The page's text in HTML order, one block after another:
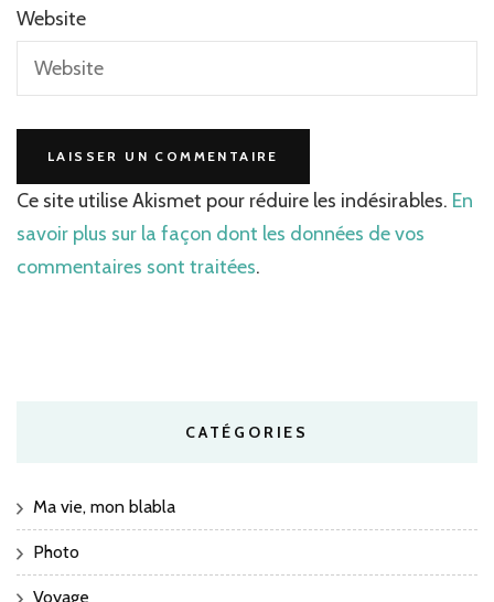
Website
Ce site utilise Akismet pour réduire les indésirables. En
savoir plus sur la façon dont les données de vos
commentaires sont traitées.
CATÉGORIES
Ma vie, mon blabla
Photo
Voyage